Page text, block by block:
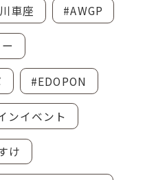
車座 #AWGP
#EDOPON
ンイベント
け